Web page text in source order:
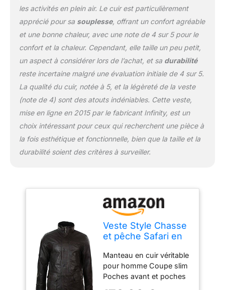
les activités en plein air. Le cuir est particulièrement
apprécié pour sa souplesse, offrant un confort agréable
et une bonne chaleur, avec une note de 4 sur 5 pour le
confort et la chaleur. Cependant, elle taille un peu petit,
un aspect à considérer lors de l’achat, et sa durabilité
reste incertaine malgré une évaluation initiale de 4 sur 5.
La qualité du cuir, notée à 5, et la légèreté de la veste
(note de 4) sont des atouts indéniables. Cette veste,
mise en ligne en 2015 par le fabricant Infinity, est un
choix intéressant pour ceux qui recherchent une pièce à
la fois esthétique et fonctionnelle, bien que la taille et la
durabilité soient des critères à surveiller.
Veste Style Chasse
et pêche Safari en
Homme - Marron
3XL
Manteau en cuir véritable
pour homme Coupe slim
Poches avant et poches